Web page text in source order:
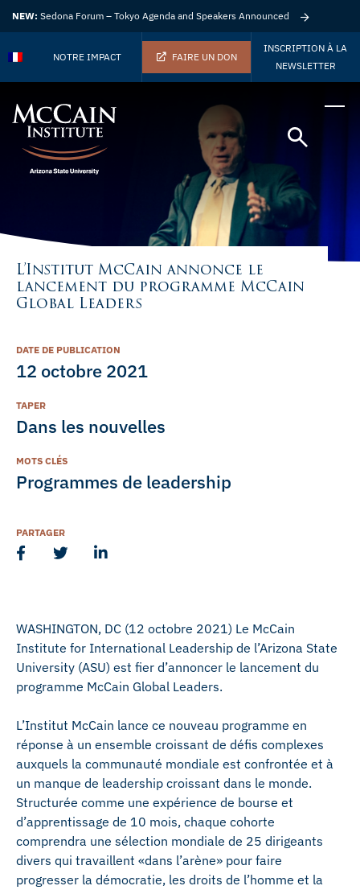
NEW: Sedona Forum – Tokyo Agenda and Speakers Announced
NOTRE IMPACT FAIRE UN DON
INSCRIPTION À LA
NEWSLETTER
L’Institut McCain annonce le
lancement du programme McCain
Global Leaders
WASHINGTON, DC (12 octobre 2021) Le McCain
Institute for International Leadership de l’Arizona State
University (ASU) est fier d’annoncer le lancement du
programme McCain Global Leaders.
L’Institut McCain lance ce nouveau programme en
réponse à un ensemble croissant de défis complexes
auxquels la communauté mondiale est confrontée et à
un manque de leadership croissant dans le monde.
Structurée comme une expérience de bourse et
d’apprentissage de 10 mois, chaque cohorte
comprendra une sélection mondiale de 25 dirigeants
divers qui travaillent «dans l’arène» pour faire
progresser la démocratie, les droits de l’homme et la
DATE DE PUBLICATION
12 octobre 2021
TAPER
Dans les nouvelles
MOTS CLÉS
Programmes de leadership
PARTAGER